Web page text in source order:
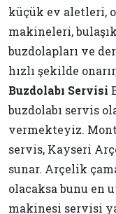
küçük ev aletleri,
makineleri,
buzdolapları ve
hızlı şekilde
Buzdolabı Servisi
buzdolabı servis
vermekteyiz.
servis, Kayseri
sunar. Arçelik
olacaksa bunu en
makinesi servisi